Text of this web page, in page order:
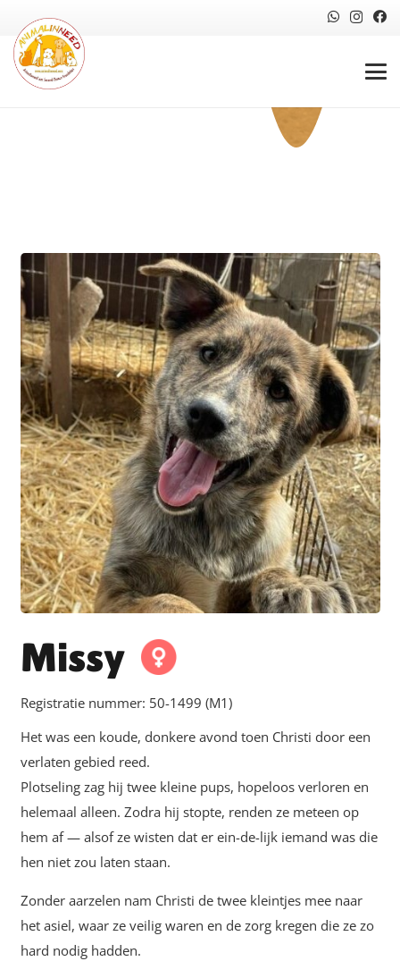
Missy
Registratie nummer: 50-1499 (M1)
Het was een koude, donkere avond toen Christi door een
verlaten gebied reed.
Plotseling zag hij twee kleine pups, hopeloos verloren en
helemaal alleen. Zodra hij stopte, renden ze meteen op
hem af — alsof ze wisten dat er ein-de-lijk iemand was die
hen niet zou laten staan.
Zonder aarzelen nam Christi de twee kleintjes mee naar
het asiel, waar ze veilig waren en de zorg kregen die ze zo
hard nodig hadden.